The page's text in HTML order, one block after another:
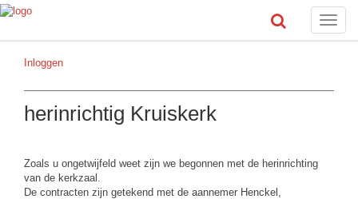
Toggle
Inloggen
herinrichtig Kruiskerk
Zoals u ongetwijfeld weet zijn we begonnen met de herinrichting
van de kerkzaal.
De contracten zijn getekend met de aannemer Henckel,